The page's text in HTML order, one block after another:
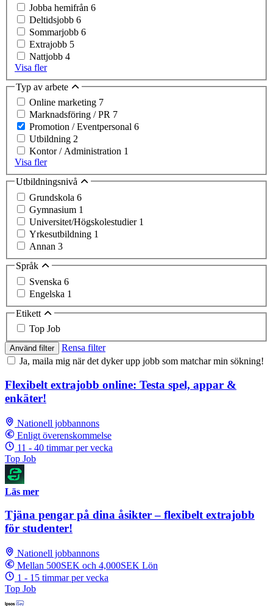
Jobba hemifrån 6
Deltidsjobb 6
Sommarjobb 6
Extrajobb 5
Nattjobb 4
Visa fler
Typ av arbete
Online marketing 7
Marknadsföring / PR 7
Promotion / Eventpersonal 6
Utbildning 2
Kontor / Administration 1
Visa fler
Utbildningsnivå
Grundskola 6
Gymnasium 1
Universitet/Högskolestudier 1
Yrkesutbildning 1
Annan 3
Språk
Svenska 6
Engelska 1
Etikett
Top Job
Använd filter
Rensa filter
Ja, maila mig när det dyker upp jobb som matchar min sökning!
Flexibelt extrajobb online: Testa spel, appar &
enkäter!
Nationell jobbannons
Enligt överenskommelse
11 - 40 timmar per vecka
Top Job
Läs mer
Tjäna pengar på dina åsikter – flexibelt extrajobb
för studenter!
Nationell jobbannons
Mellan 500SEK och 4,000SEK Lön
1 - 15 timmar per vecka
Top Job